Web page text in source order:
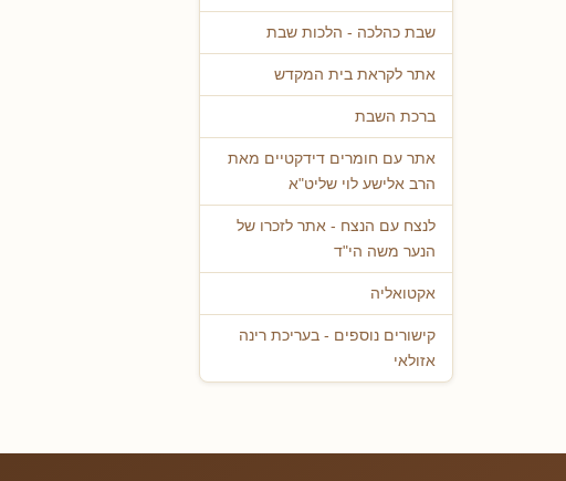
שבת כהלכה - הלכות שבת
אתר לקראת בית המקדש
ברכת השבת
אתר עם חומרים דידקטיים מאת
הרב אלישע לוי שליט"א
לנצח עם הנצח - אתר לזכרו של
הנער משה הי"ד
אקטואליה
קישורים נוספים - בעריכת רינה
אזולאי